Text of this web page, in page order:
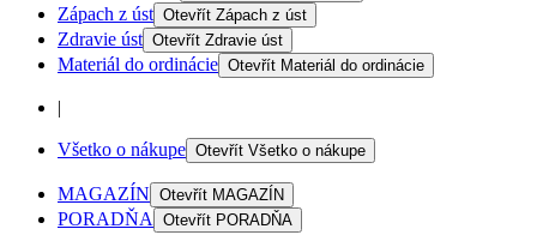
Zápach z úst Otevřít Zápach z úst
Zdravie úst Otevřít Zdravie úst
Materiál do ordinácie Otevřít Materiál do ordinácie
|
Všetko o nákupe Otevřít Všetko o nákupe
MAGAZÍN Otevřít MAGAZÍN
PORADŇA Otevřít PORADŇA